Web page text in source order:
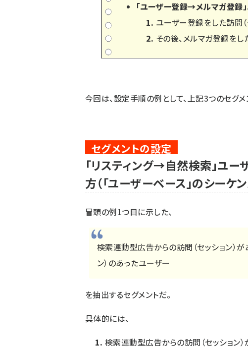
「ユーザー登録→メルマガ登録
ユーザー登録をした訪問（
その後、メルマガ登録をし
今回は、設定手順の例として、上記3つのセグメ
「リスティング→自然検索」ユ
方（「ユーザーベース」のシーケ
冒頭の例1つ目に示した、
検索連動型広告からの訪問（セッション）が
ン）のあったユーザー
を抽出するセグメントだ。
具体的には、
検索連動型広告からの訪問（セッション）